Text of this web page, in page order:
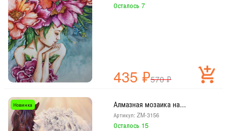
Осталось 7
435 ₽570₽
Новинка Алмазная мозаика на...
Артикул: ZM-3156
Осталось 15